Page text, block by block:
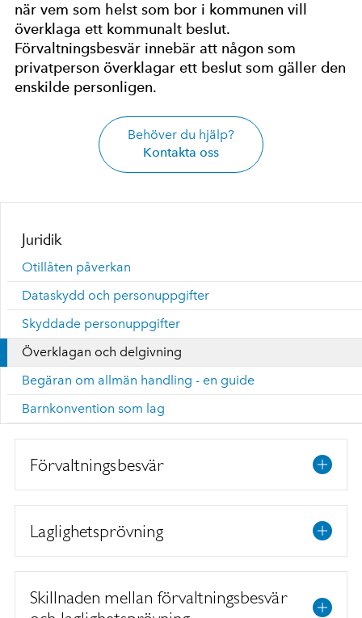
när vem som helst som bor i kommunen vill
överklaga ett kommunalt beslut.
Förvaltningsbesvär innebär att någon som
privatperson överklagar ett beslut som gäller den
enskilde personligen.
Behöver du hjälp?
Kontakta oss
Juridik
Otillåten påverkan
Dataskydd och personuppgifter
Skyddade personuppgifter
Överklagan och delgivning
Begäran om allmän handling - en guide
Barnkonvention som lag
Förvaltningsbesvär
Laglighetsprövning
Skillnaden mellan förvaltningsbesvär